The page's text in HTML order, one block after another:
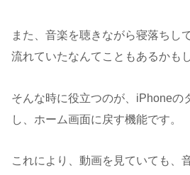
また、音楽を聴きながら寝落ちし
流れていたなんてこともあるかも
そんな時に役立つのが、iPhoneの
し、ホーム画面に戻す機能です。
これにより、動画を見ていても、